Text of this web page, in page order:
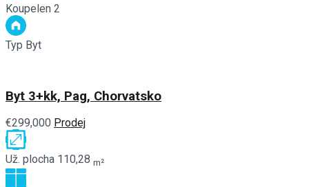
Koupelen 2
Typ Byt
Byt 3+kk, Pag, Chorvatsko
€299,000 Prodej
Už. plocha 110,28 m²